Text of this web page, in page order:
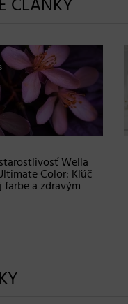
ČLÁNKY
Wella
Color: Kľúč
a zdravým